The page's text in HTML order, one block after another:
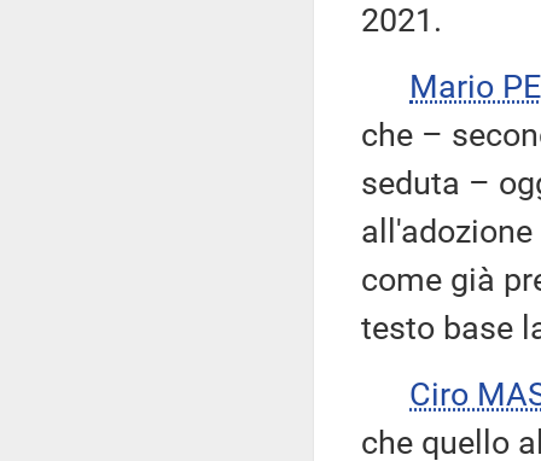
2021.
Mario
che –
seduta –
come già
testo base
Ciro
che quello